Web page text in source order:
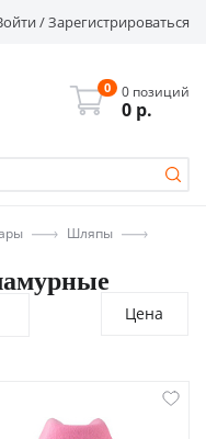
/Зарегистрироваться
0 0 позиций
0 р.
Шляпы
Цена